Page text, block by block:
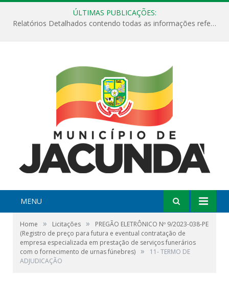
ÚLTIMAS PUBLICAÇÕES:
Relatórios Detalhados contendo todas as informações referentes a execução de recursos destinados ao fomento de projetos culturais no Município de Jacundá entre os anos de 2022 ao presente ano de 2026.
MENU
Home » Licitações »
PREGÃO ELETRÔNICO Nº 9/2023-038-PE
(Registro de preço para futura e eventual contratação de
empresa especializada em prestação de serviços funerários
com o fornecimento de urnas fúnebres) »
11- TERMO DE
ADJUDICAÇÃO